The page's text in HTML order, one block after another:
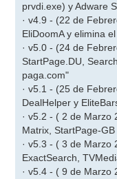
prvdi.exe) y Adware
· v4.9 - (22 de
EliDoomA y elimina
· v5.0 - (24 de
StartPage.DU,
paga.com"
· v5.1 - (25 de
DealHelper y
· v5.2 - ( 2 de Marzo
Matrix, StartPage-GB
· v5.3 - ( 3 de Marzo
ExactSearch,
· v5.4 - ( 9 de Marzo